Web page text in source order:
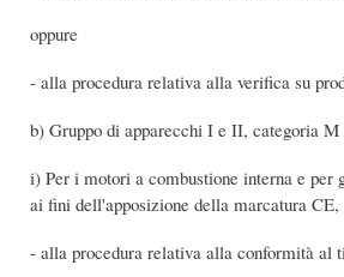
oppure
- alla procedura relativa alla verifica su
b) Gruppo di apparecchi I e II, categoria M
i) Per i motori a combustione interna e
ai fini dell'apposizione della marcatura
- alla procedura relativa alla conformità al